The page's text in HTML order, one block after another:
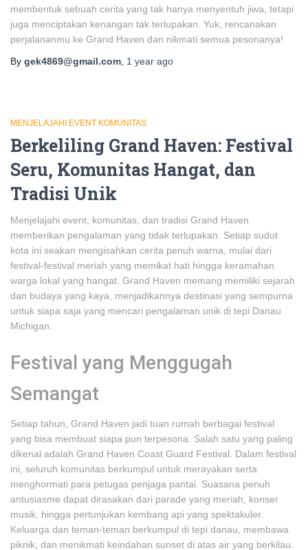
membentuk sebuah cerita yang tak hanya menyentuh jiwa, tetapi
juga menciptakan kenangan tak terlupakan. Yuk, rencanakan
perjalananmu ke Grand Haven dan nikmati semua pesonanya!
By gek4869@gmail.com 1 year ago
MENJELAJAHI EVENT KOMUNITAS
Berkeliling Grand Haven: Festival
Seru, Komunitas Hangat, dan
Tradisi Unik
Menjelajahi event, komunitas, dan tradisi Grand Haven
memberikan pengalaman yang tidak terlupakan. Setiap sudut
kota ini seakan mengisahkan cerita penuh warna, mulai dari
festival-festival meriah yang memikat hati hingga keramahan
warga lokal yang hangat. Grand Haven memang memiliki sejarah
dan budaya yang kaya, menjadikannya destinasi yang sempurna
untuk siapa saja yang mencari pengalaman unik di tepi Danau
Michigan.
Festival yang Menggugah
Semangat
Setiap tahun, Grand Haven jadi tuan rumah berbagai festival
yang bisa membuat siapa pun terpesona. Salah satu yang paling
dikenal adalah Grand Haven Coast Guard Festival. Dalam festival
ini, seluruh komunitas berkumpul untuk merayakan serta
menghormati para petugas penjaga pantai. Suasana penuh
antusiasme dapat dirasakan dari parade yang meriah, konser
musik, hingga pertunjukan kembang api yang spektakuler.
Keluarga dan teman-teman berkumpul di tepi danau, membawa
piknik, dan menikmati keindahan sunset di atas air yang berkilau.